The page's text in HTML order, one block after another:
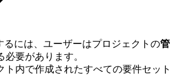
るには、ユーザーはプロジェクトの管
要があります。
ト内で作成されたすべての要件セット